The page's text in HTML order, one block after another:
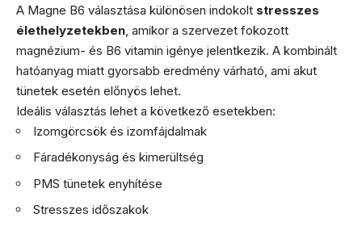
A Magne B6 választása különösen indokolt stresszes
élethelyzetekben, amikor a szervezet fokozott
magnézium- és B6 vitamin igénye jelentkezik. A kombinált
hatóanyag miatt gyorsabb eredmény várható, ami akut
tünetek esetén előnyös lehet.
Ideális választás lehet a következő esetekben:
Izomgörcsök és izomfájdalmak
Fáradékonyság és kimerültség
PMS tünetek enyhítése
Stresszes időszakok